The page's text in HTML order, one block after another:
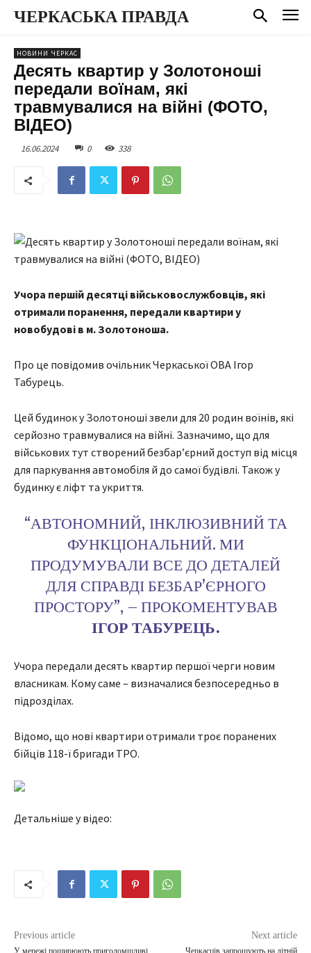
ЧЕРКАСЬКА ПРАВДА
НОВИНИ ЧЕРКАС
Десять квартир у Золотоноші
передали воїнам, які
травмувалися на війні (ФОТО,
ВІДЕО)
16.06.2024 0 338
Учора першій десятці військовослужбовців, які
отримали поранення, передали квартири у
новобудові в м. Золотоноша.
Про це повідомив очільник Черкаської ОВА Ігор
Табурець.
Цей будинок у Золотоноші звели для 20 родин воїнів, які
серйозно травмувалися на війні. Зазначимо, що для
військових тут створений безбар’єрний доступ від місця
для паркування автомобіля й до самої будівлі. Також у
будинку є ліфт та укриття.
“АВТОНОМНИЙ, ІНКЛЮЗИВНИЙ ТА
ФУНКЦІОНАЛЬНИЙ. МИ
ПРОДУМУВАЛИ ВСЕ ДО ДЕТАЛЕЙ
ДЛЯ СПРАВДІ БЕЗБАР’ЄРНОГО
ПРОСТОРУ”, – ПРОКОМЕНТУВАВ
ІГОР ТАБУРЕЦЬ.
Учора передали десять квартир першої черги новим
власникам. Кому саме – визначалися безпосередньо в
підрозділах.
Відомо, що нові квартири отримали троє поранених
бійців 118-ї бригади ТРО.
Детальніше у відео:
Previous article Next article